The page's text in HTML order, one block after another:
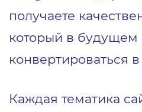
получаете
который в
конвертироваться
Каждая тематика